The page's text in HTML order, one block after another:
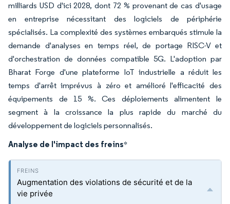
milliards USD d'ici 2028, dont 72 % provenant de cas d'usage
en entreprise nécessitant des logiciels de périphérie
spécialisés. La complexité des systèmes embarqués stimule la
demande d'analyses en temps réel, de portage RISC-V et
d'orchestration de données compatible 5G. L'adoption par
Bharat Forge d'une plateforme IoT industrielle a réduit les
temps d'arrêt imprévus à zéro et amélioré l'efficacité des
équipements de 15 %. Ces déploiements alimentent le
segment à la croissance la plus rapide du marché du
développement de logiciels personnalisés.
Analyse de l'impact des freins*
Augmentation des violations de sécurité et de la
vie privée